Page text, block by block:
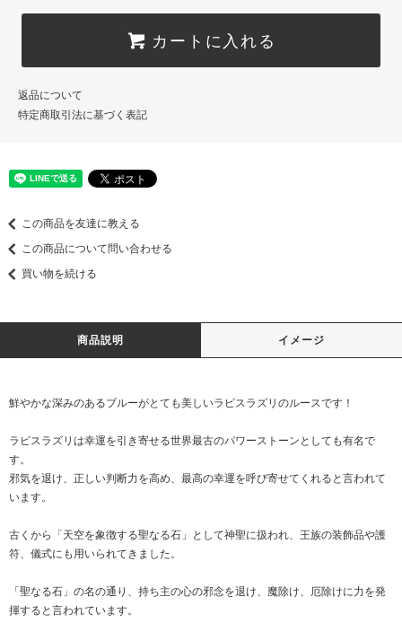
カートに入れる
返品について
特定商取引法に基づく表記
この商品を友達に教える
この商品について問い合わせる
買い物を続ける
商品説明 イメージ
鮮やかな深みのあるブルーがとても美しいラピスラズリのルースです！
ラピスラズリは幸運を引き寄せる世界最古のパワーストーンとしても有名で
す。
邪気を退け、正しい判断力を高め、最高の幸運を呼び寄せてくれると言われて
います。
古くから「天空を象徴する聖なる石」として神聖に扱われ、王族の装飾品や護
符、儀式にも用いられてきました。
「聖なる石」の名の通り、持ち主の心の邪念を退け、魔除け、厄除けに力を発
揮すると言われています。